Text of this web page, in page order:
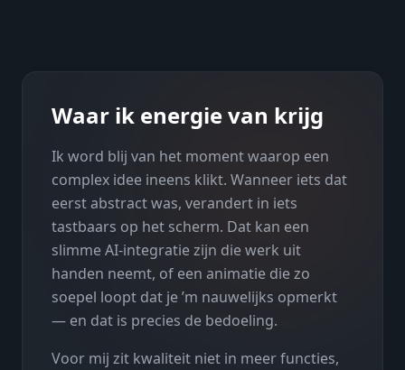
Waar ik energie van krijg
Ik word blij van het moment waarop een
complex idee ineens klikt. Wanneer iets dat
eerst abstract was, verandert in iets
tastbaars op het scherm. Dat kan een
slimme AI-integratie zijn die werk uit
handen neemt, of een animatie die zo
soepel loopt dat je ’m nauwelijks opmerkt
— en dat is precies de bedoeling.
Voor mij zit kwaliteit niet in meer functies,